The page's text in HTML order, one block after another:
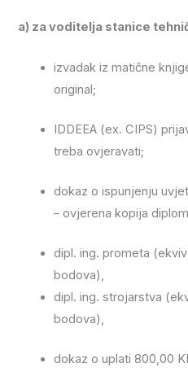
a) za voditelja stanice
izvadak iz matične
original;
IDDEEA (ex. CIPS)
treba ovjeravati;
dokaz o ispunjenju
– ovjerena kopija
dipl. ing. prometa
bodova),
dipl. ing. strojarstva
bodova),
dokaz o uplati 800,00